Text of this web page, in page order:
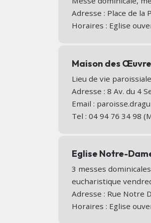
Adresse : Place de
Horaires : Eglise
Maison des
Lieu de vie
Adresse : 8 Av. du 4
Email :
Tel : 04 94 76 34 98
Eglise Notre-
3 messes
eucharistique
Adresse : Rue Notre
Horaires : Eglise